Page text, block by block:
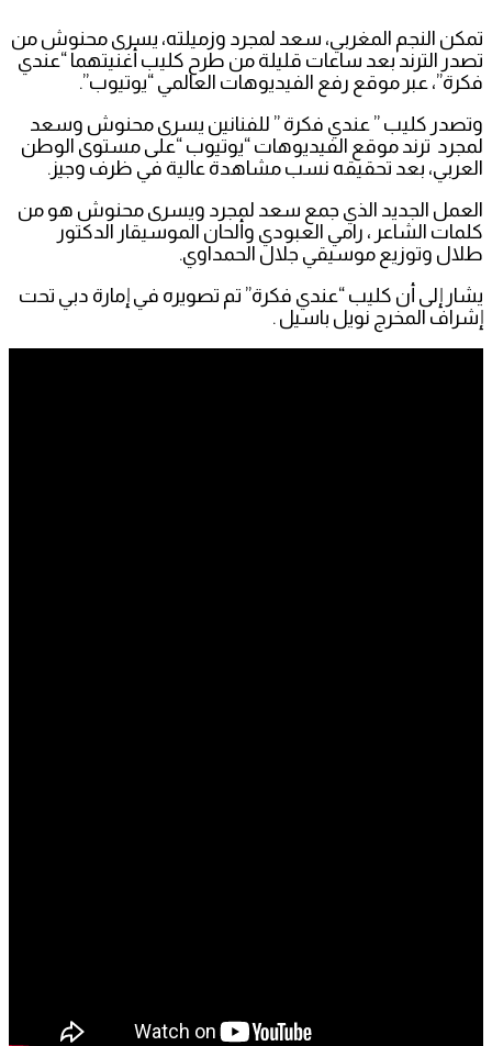
تمكن النجم المغربي، سعد لمجرد وزميلته، يسرى محنوش من
تصدر الترند بعد ساعات قليلة من طرح كليب أغنيتهما “عندي
فكرة”، عبر موقع رفع الفيديوهات العالمي “يوتيوب”.
وتصدر كليب ” عندي فكرة ” للفنانين يسرى محنوش وسعد
لمجرد ترند موقع الفيديوهات “يوتيوب “على مستوى الوطن
العربي، بعد تحقيقه نسب مشاهدة عالية في ظرف وجيز.
العمل الجديد الذي جمع سعد لمجرد ويسرى محنوش هو من
كلمات الشاعر ، رامي العبودي وألحان الموسيقار الدكتور
طلال وتوزيع موسيقي جلال الحمداوي.
يشار إلى أن كليب “عندي فكرة” تم تصويره في إمارة دبي تحت
إشراف المخرج نويل باسيل .